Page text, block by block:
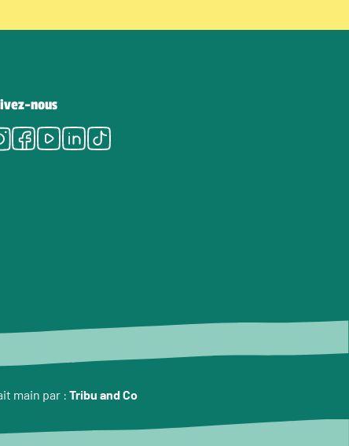
nous
Facebook
Youtube
LinkedIn
Tiktok
main par : Tribu and Co